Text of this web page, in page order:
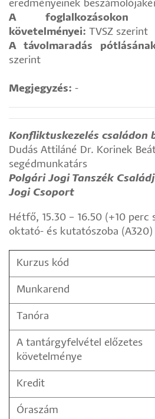
eredményeinek
A foglalkozásokon
követelményei: TVSZ szerint
A távolmaradás
szerint
Megjegyzés: -
Konfliktuskezelés családon
Dudás Attiláné Dr. Korinek
segédmunkatárs
Polgári Jogi Tanszék
Jogi Csoport
Hétfő, 15.30 – 16.50 (+10 perc
oktató- és kutatószoba (A320)
Kurzus kód
Munkarend
Tanóra
A tantárgyfelvétel előzetes
követelménye
Kredit
Óraszám